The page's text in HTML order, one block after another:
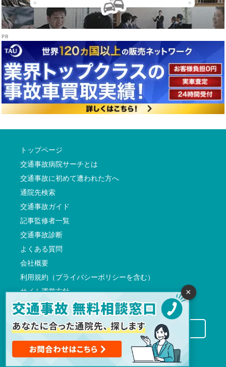
トップページ
交通事故病院サーチとは
交通事故に初めて遭われた方へ
通院先検索
交通事故ガイド
記事監修者一覧
交通事故診断
よくある質問
会社概要
利用規約（プライバシーポリシーを含む）
サイト運営方針
反社会的勢力に対する基本方針
交通事故病院サーチに掲載希望の先生方へ
×